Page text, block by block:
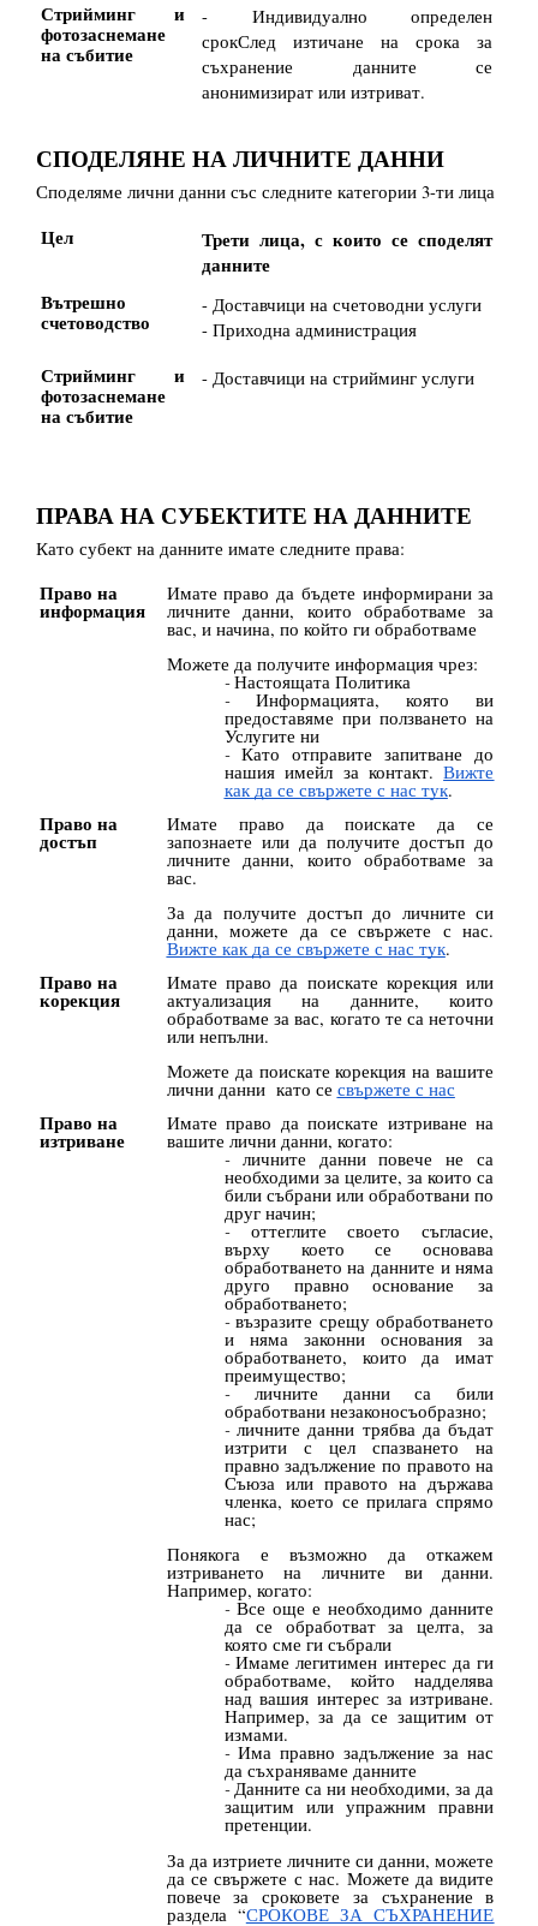
Стрийминг и
фотозаснемане
на събитие
- Индивидуално определен
срокСлед изтичане на срока за
съхранение данните се
анонимизират или изтриват.
СПОДЕЛЯНЕ НА ЛИЧНИТЕ ДАННИ
Споделяме лични данни със следните категории 3-ти лица
Цел
Трети лица, с които се споделят
данните
Вътрешно
счетоводство
- Доставчици на счетоводни услуги
- Приходна администрация
Стрийминг и
фотозаснемане
на събитие
- Доставчици на стрийминг услуги
ПРАВА НА СУБЕКТИТЕ НА ДАННИТЕ
Като субект на данните имате следните права:
Право на
информация
Имате право да бъдете информирани за
личните данни, които обработваме за
вас, и начина, по който ги обработваме
Можете да получите информация чрез:
Настоящата Политика
Информацията, която ви
предоставяме при ползването на
Услугите ни
Като отправите запитване до
нашия имейл за контакт.Вижте
как да се свържете с нас тук.
Право на
достъп
Имате право да поискате да се
запознаете или да получите достъп до
личните данни, които обработваме за
вас.
За да получите достъп до личните си
данни, можете да се свържете с нас.
Вижте как да се свържете с нас тук.
Право на
корекция
Имате право да поискате корекция или
актуализация на данните, които
обработваме за вас, когато те са неточни
или непълни.
Можете да поискате корекция на вашите
лични данни като се свържете с нас
Право на
изтриване
Имате право да поискате изтриване на
вашите лични данни, когато:
личните данни повече не са
необходими за целите, за които са
били събрани или обработвани по
друг начин;
оттеглите своето съгласие,
върху което се основава
обработването на данните и няма
друго правно основание за
обработването;
възразите срещу обработването
и няма законни основания за
обработването, които да имат
преимущество;
личните данни са били
обработвани незаконосъобразно;
личните данни трябва да бъдат
изтрити с цел спазването на
правно задължение по правото на
Съюза или правото на държава
членка, което се прилага спрямо
нас;
Понякога е възможно да откажем
изтриването на личните ви данни.
Например, когато:
Все още е необходимо данните
да се обработват за целта, за
която сме ги събрали
Имаме легитимен интерес да ги
обработваме, който надделява
над вашия интерес за изтриване.
Например, за да се защитим от
измами.
Има правно задължение за нас
да съхраняваме данните
Данните са ни необходими, за да
защитим или упражним правни
претенции.
За да изтриете личните си данни, можете
да се свържете с нас. Можете да видите
повече за сроковете за съхранение в
раздела “СРОКОВЕ ЗА СЪХРАНЕНИЕ